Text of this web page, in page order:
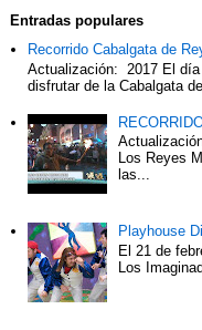
Entradas populares
Recorrido Cabalgata de
Actualización: 2017 El día
disfrutar de la Cabalgata
Los Reyes
las...
Playhouse
El 21 de
Los